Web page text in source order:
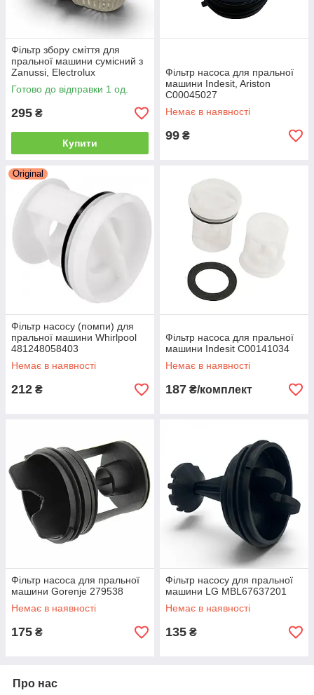
Фільтр збору сміття для
пральної машини сумісний з
Zanussi, Electrolux
1469077000
Готово до відправки 1 од.
295 ₴
Купити
Фільтр насоса для пральної
машини Indesit, Ariston
C00045027
Немає в наявності
99 ₴
Original
Фільтр насосу (помпи) для
пральної машини Whirlpool
481248058403
Немає в наявності
212 ₴
Фільтр насоса для пральної
машини Indesit C00141034
Немає в наявності
187 ₴/комплект
Фільтр насоса для пральної
машини Gorenje 279538
Немає в наявності
175 ₴
Фільтр насосу для пральної
машини LG MBL67637201
Немає в наявності
135 ₴
Про нас